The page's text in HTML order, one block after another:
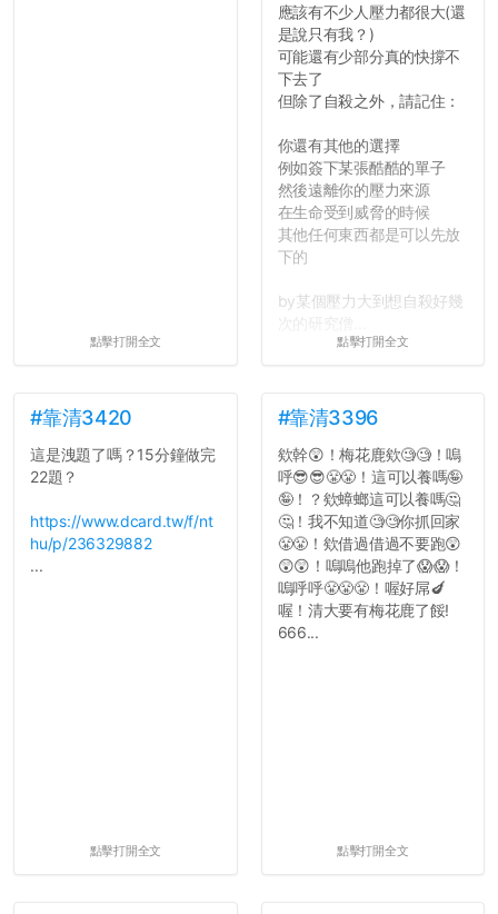
點擊打開全文
應該有不少人壓力都很大(還
是說只有我？)
可能還有少部分真的快撐不
下去了
但除了自殺之外，請記住：
你還有其他的選擇
例如簽下某張酷酷的單子
然後遠離你的壓力來源
在生命受到威脅的時候
其他任何東西都是可以先放
下的
by某個壓力大到想自殺好幾
點擊打開全文
#靠清3420
這是洩題了嗎？15分鐘做完
22題？
https://www.dcard.tw/f/nt
hu/p/236329882
...
點擊打開全文
#靠清3396
欸幹😲！梅花鹿欸🧐🧐！嗚
呼😎😎😤😤！這可以養嗎🤪
🤪！？欸蟑螂這可以養嗎🤔
🤔！我不知道🧐🧐你抓回家
😤😤！欸借過借過不要跑😲
😲😲！嗚嗚他跑掉了😱😱！
嗚呼呼😤😤😤！喔好屌🍆
喔！清大要有梅花鹿了餒!
666...
點擊打開全文